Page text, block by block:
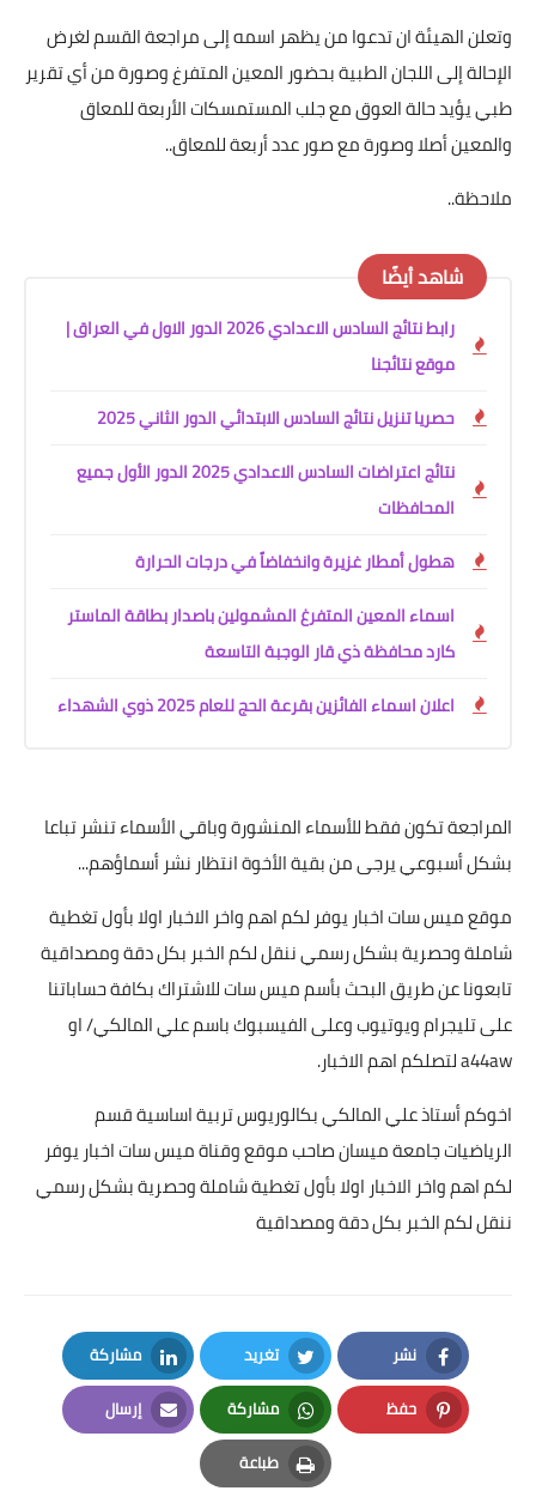
وتعلن الهيئة ان تدعوا من يظهر اسمه إلى مراجعة القسم لغرض
الإحالة إلى اللجان الطبية بحضور المعين المتفرغ وصورة من أي تقرير
طبي يؤيد حالة العوق مع جلب المستمسكات الأربعة للمعاق
والمعين أصلا وصورة مع صور عدد أربعة للمعاق..
ملاحظة..
شاهد أيضًا
رابط نتائج السادس الاعدادي 2026 الدور الاول في العراق |
موقع نتائجنا
حصريا تنزيل نتائج السادس الابتدائي الدور الثاني 2025
نتائج اعتراضات السادس الاعدادي 2025 الدور الأول جميع
المحافظات
هطول أمطار غزيرة وانخفاضاً في درجات الحرارة
اسماء المعين المتفرغ المشمولين باصدار بطاقة الماستر
كارد محافظة ذي قار الوجبة التاسعة
اعلان اسماء الفائزين بقرعة الحج للعام 2025 ذوي الشهداء
المراجعة تكون فقط للأسماء المنشورة وباقي الأسماء تنشر تباعا
بشكل أسبوعي يرجى من بقية الأخوة انتظار نشر أسماؤهم...
موقع ميس سات اخبار يوفر لكم اهم واخر الاخبار اولا بأول تغطية
شاملة وحصرية بشكل رسمي ننقل لكم الخبر بكل دقة ومصداقية
تابعونا عن طريق البحث بأسم ميس سات للاشتراك بكافة حساباتنا
على تليجرام ويوتيوب وعلى الفيسبوك باسم علي المالكي/ او
a44aw لتصلكم اهم الاخبار.
اخوكم أستاذ علي المالكي بكالوريوس تربية اساسية قسم
الرياضيات جامعة ميسان صاحب موقع وقناة ميس سات اخبار يوفر
لكم اهم واخر الاخبار اولا بأول تغطية شاملة وحصرية بشكل رسمي
ننقل لكم الخبر بكل دقة ومصداقية
نشر
Facebook
تغريد
Twitter
مشاركة
LinkedIn
حفظ
Pinterest
مشاركة
Whatsapp
إرسال
Email
طباعة
Print